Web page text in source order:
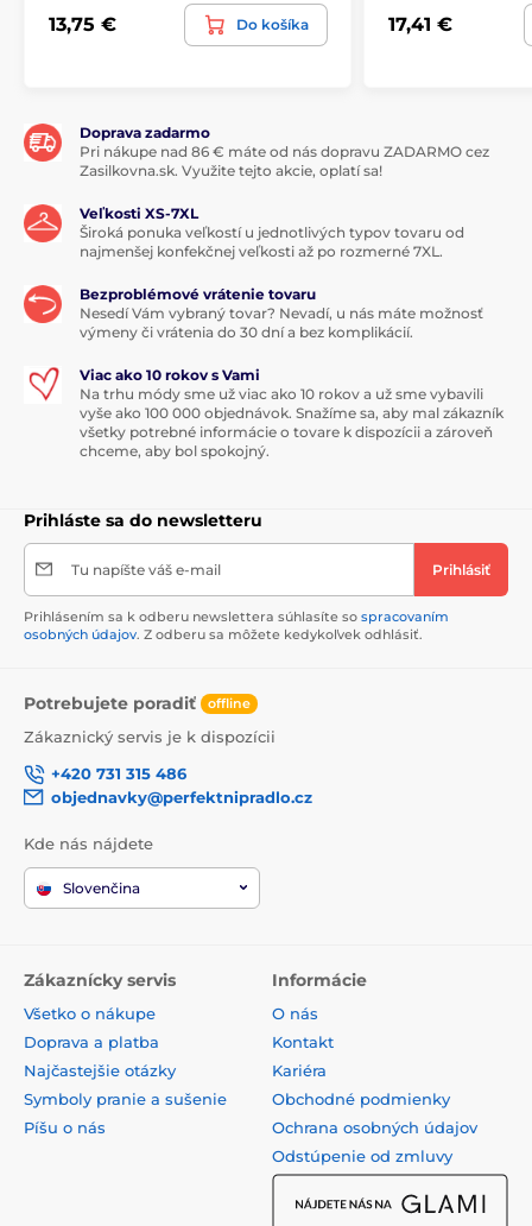
13,75 € Do košíka 17,41 €
Doprava zadarmo
Pri nákupe nad 86 € máte od nás dopravu ZADARMO cez
Zasilkovna.sk. Využite tejto akcie, oplatí sa!
Veľkosti XS-7XL
Široká ponuka veľkostí u jednotlivých typov tovaru od
najmenšej konfekčnej veľkosti až po rozmerné 7XL.
Bezproblémové vrátenie tovaru
Nesedí Vám vybraný tovar? Nevadí, u nás máte možnosť
výmeny či vrátenia do 30 dní a bez komplikácií.
Viac ako 10 rokov s Vami
Na trhu módy sme už viac ako 10 rokov a už sme vybavili
vyše ako 100 000 objednávok. Snažíme sa, aby mal zákazník
všetky potrebné informácie o tovare k dispozícii a zároveň
chceme, aby bol spokojný.
Prihláste sa do newsletteru
Tu napíšte váš e-mail Prihlásiť
Prihlásením sa k odberu newslettera súhlasíte so spracovaním
osobných údajov. Z odberu sa môžete kedykoľvek odhlásiť.
Potrebujete poradiť offline
Zákaznický servis je k dispozícii
+420 731 315 486
objednavky@perfektnipradlo.cz
Kde nás nájdete
Slovenčina
Zákaznícky servis
Všetko o nákupe
Doprava a platba
Najčastejšie otázky
Symboly pranie a sušenie
Píšu o nás
Informácie
O nás
Kontakt
Kariéra
Obchodné podmienky
Ochrana osobných údajov
Odstúpenie od zmluvy